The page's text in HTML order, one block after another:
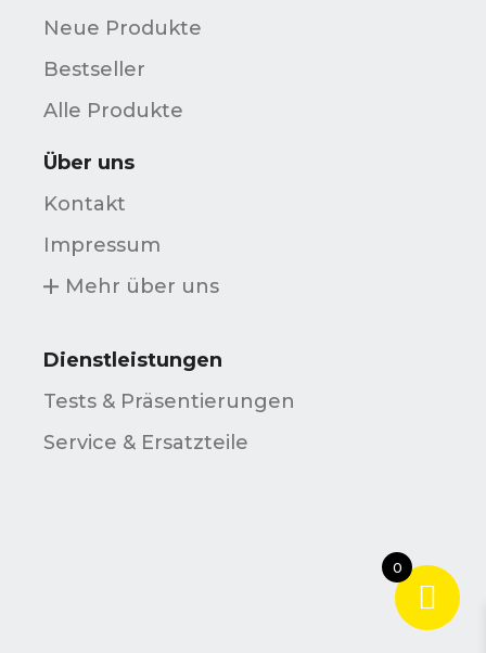
Neue Produkte
Bestseller
Alle Produkte
Über uns
Kontakt
Impressum
Mehr über uns
Dienstleistungen
Tests & Präsentierungen
Service & Ersatzteile
0